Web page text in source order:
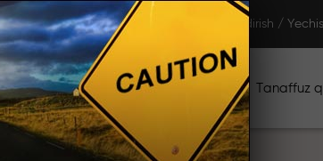
Savdo platformasi To'ldirish /
Hamkorlar uchun Promoaksiyalar Tanaffuz